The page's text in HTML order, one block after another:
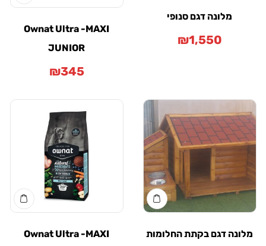
מלונה דגם סנופי
₪1,550
Ownat Ultra -MAXI
JUNIOR
₪
דגם בקתת החלומות
Ownat Ultra -MAXI